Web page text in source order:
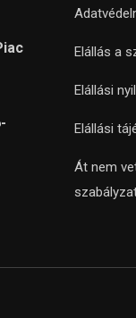
Elállás a
Elállási
Elállási
Át nem